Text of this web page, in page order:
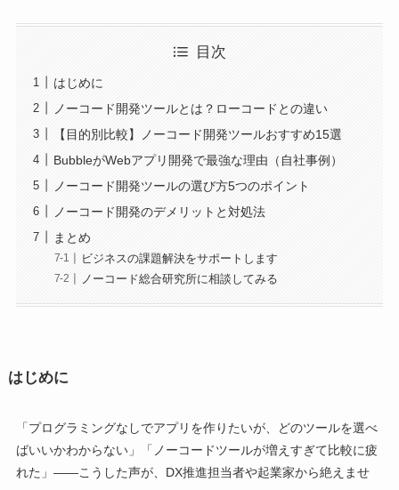
目次
はじめに
ノーコード開発ツールとは？ローコードとの違い
【目的別比較】ノーコード開発ツールおすすめ15選
BubbleがWebアプリ開発で最強な理由（自社事例）
ノーコード開発ツールの選び方5つのポイント
ノーコード開発のデメリットと対処法
まとめ
ビジネスの課題解決をサポートします
ノーコード総合研究所に相談してみる
はじめに
「プログラミングなしでアプリを作りたいが、どのツールを選べ
ばいいかわからない」「ノーコードツールが増えすぎて比較に疲
れた」——こうした声が、DX推進担当者や起業家から絶えませ